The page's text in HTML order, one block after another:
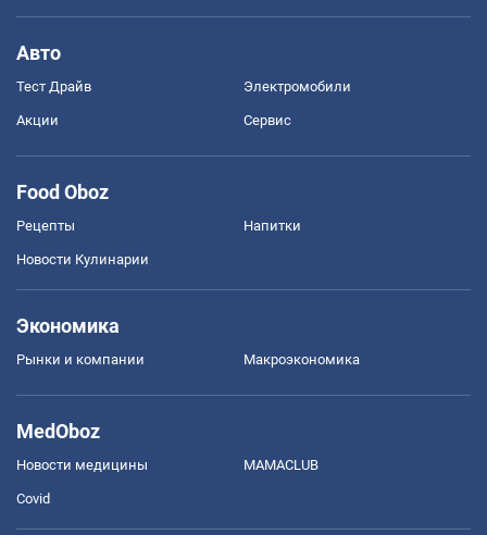
Авто
Тест Драйв Электромобили
Акции Сервис
Food Oboz
Рецепты Напитки
Новости Кулинарии
Экономика
Рынки и компании Mакроэкономика
MedOboz
Новости медицины MAMACLUB
Covid